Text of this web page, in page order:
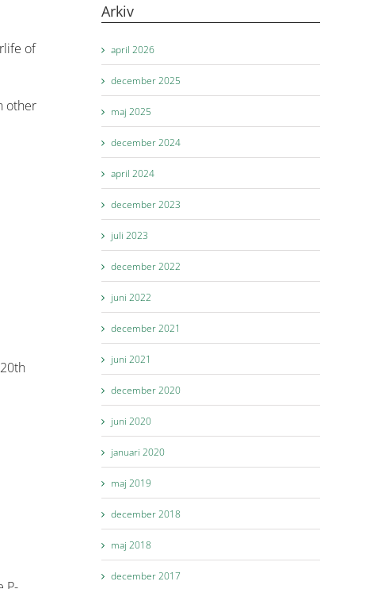
of
other
Arkiv
april 2026
december 2025
maj 2025
december 2024
april 2024
december 2023
juli 2023
december 2022
juni 2022
december 2021
juni 2021
december 2020
juni 2020
januari 2020
maj 2019
december 2018
maj 2018
december 2017